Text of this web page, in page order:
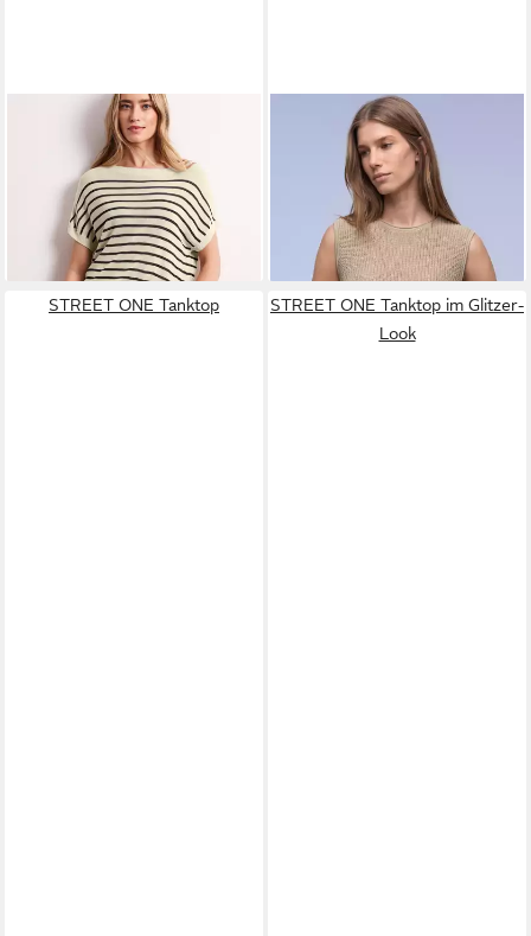
STREET ONEPullunder mit
Boatneck und Streifen
ab 27,99 € UVP39,99 €
STREET ONEPullunder in
Strick-Optik
ab 24,34 € UVP39,99 €
STREET ONE Tanktop
STREET ONE Tanktop im Glitzer-
Look